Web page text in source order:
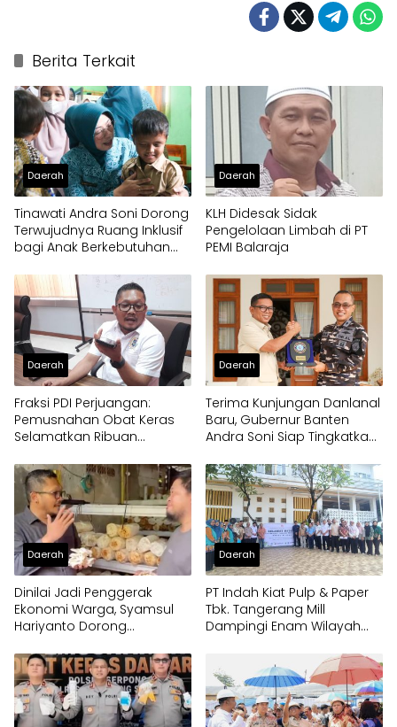
Berita Terkait
Daerah
Tinawati Andra Soni Dorong
Terwujudnya Ruang Inklusif
bagi Anak Berkebutuhan
Daerah
KLH Didesak Sidak
Pengelolaan Limbah di PT
PEMI Balaraja
Daerah
Fraksi PDI Perjuangan:
Pemusnahan Obat Keras
Selamatkan Ribuan
Daerah
Terima Kunjungan Danlanal
Baru, Gubernur Banten
Andra Soni Siap Tingkatkan
Daerah
Dinilai Jadi Penggerak
Ekonomi Warga, Syamsul
Hariyanto Dorong
Jamur Crispy di Serpong
Daerah
PT Indah Kiat Pulp & Paper
Tbk. Tangerang Mill
Dampingi Enam Wilayah